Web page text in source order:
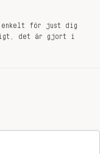
enkelt för just dig
det är gjort i